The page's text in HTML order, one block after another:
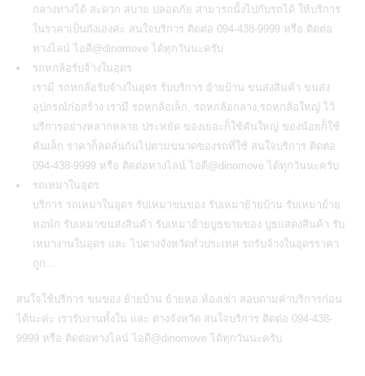
กลางทางได้ สะดวก สบาย ปลอดภัย สามารถนั้งไปกับรถได้ ให้บริการ
ในราคาเป็นกังเองค่ะ สนใจบริการ ติดต่อ 094-438-9999 หรือ ติดต่อ
ทางไลน์ ไอดี@dinomove ได้ทุกวันนะครับ
รถหกล้อรับจ้างในอุดร
เรามี รถหกล้อรับจ้างในอุดร รับบริการ ย้ายบ้าน ขนส่งสินค้า ขนส่ง
อุปกรณ์ก่อสร้าง เรามี รถหกล้อเล็ก, รถหกล้อกลาง,รถหกล้อใหญ่ ไว้
บริการอย่างหลากหลาย ประหยัด ของเยอะก็ใช้คันใหญ่ ของน้อยก็ใช้
คันเล็ก ราคาก็ลดลั่นกันไปตามขนาดของรถที่ใช้ สนใจบริการ ติดต่อ
094-438-9999 หรือ ติดต่อทางไลน์ ไอดี@dinomove ได้ทุกวันนะครับ
รถเหมาในอุดร
บริการ รถเหมาในอุดร รับเหมาขนของ รับเหมาย้ายบ้าน รับเหมาย้าย
หอพัก รับเหมาขนส่งสินค้า รับเหมาย้ายบูธขายของ บูธแสดงสินค้า รับ
เหมางานในอุดร และ ไปต่างจังหวัดทั่วประเทศ รถรับจ้างในอุดรราคา
ถูก…
สนใจใช้บริการ ขนของ ย้ายบ้าน ย้ายหอ ห้องเช่า สอบถามค่าบริการก่อน
ได้นะค่ะ เรารับงานทั้งใน และ ต่างจังหวัด สนใจบริการ ติดต่อ 094-438-
9999 หรือ ติดต่อทางไลน์ ไอดี@dinomove ได้ทุกวันนะครับ